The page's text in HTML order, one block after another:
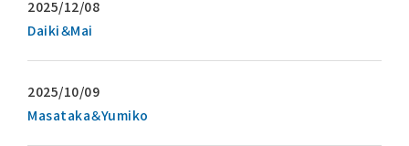
Daiki＆Mai
Masataka＆Yumiko